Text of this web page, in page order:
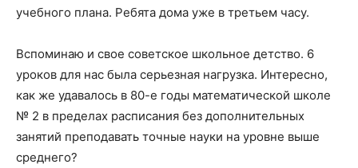
учебного плана. Ребята дома уже в третьем часу.
Вспоминаю и свое советское школьное детство. 6
уроков для нас была серьезная нагрузка. Интересно,
как же удавалось в 80-е годы математической школе
№ 2 в пределах расписания без дополнительных
занятий преподавать точные науки на уровне выше
среднего?